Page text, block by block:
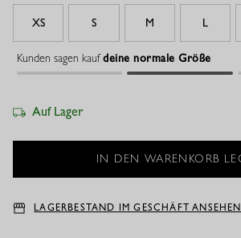
XS S M L
Kunden sagen kaufdeine normale Größe
Auf Lager
LAGERBESTAND IM GESCHÄFT ANSEHEN